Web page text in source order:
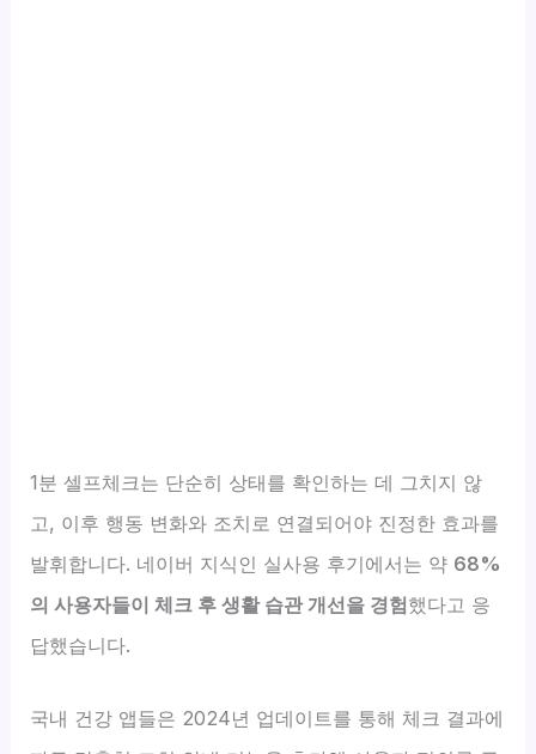
1분 셀프체크는 단순히 상태를 확인하는 데 그치지 않
고, 이후 행동 변화와 조치로 연결되어야 진정한 효과를
발휘합니다. 네이버 지식인 실사용 후기에서는 약 68%
의 사용자들이 체크 후 생활 습관 개선을 경험했다고 응
답했습니다.
국내 건강 앱들은 2024년 업데이트를 통해 체크 결과에